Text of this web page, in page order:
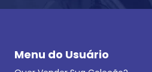
Menu do Usuário